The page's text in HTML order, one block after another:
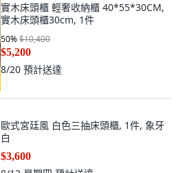
實木床頭櫃 輕奢收納櫃 40*55*30CM,
實木床頭櫃30cm, 1件
50%$10,400
$5,200
8/20 預計送達
歐式宮廷風 白色三抽床頭櫃, 1件, 象牙
白
$3,600